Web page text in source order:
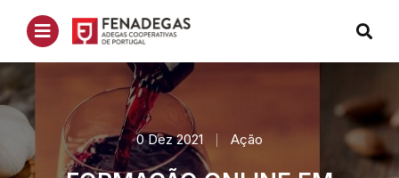
0 Dez 2021 Ação